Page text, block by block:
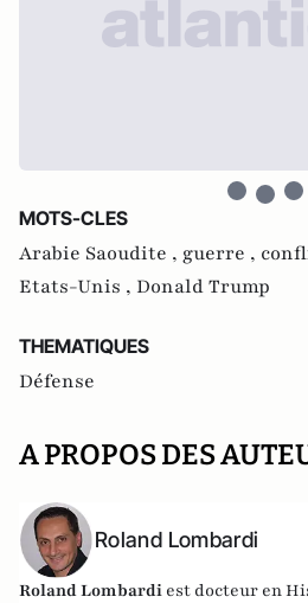
MOTS-CLES
Arabie Saoudite , guerre ,
Etats-Unis , Donald Trump
THEMATIQUES
Défense
A PROPOS DES
Roland Lombardi
Roland Lombardi est docteur en